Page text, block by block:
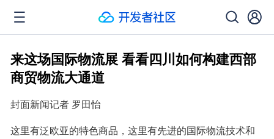
来这场国际物流展 看看四川如何构建西部
商贸物流大通道
封面新闻记者 罗田怡
这里有泛欧亚的特色商品，这里有先进的国际物流技术和